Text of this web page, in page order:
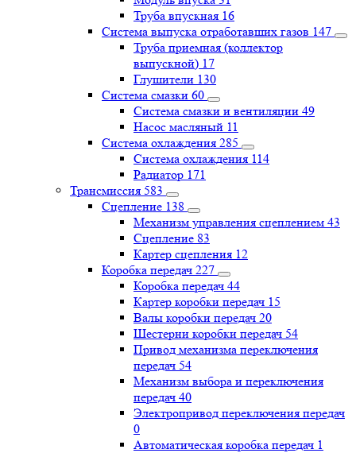
Труба впускная 16
Система выпуска отработавших газов 147
Труба приемная (коллектор
выпускной) 17
Глушители 130
Система смазки 60
Система смазки и вентиляции 49
Насос масляный 11
Система охлаждения 285
Система охлаждения 114
Радиатор 171
Трансмиссия 583
Сцепление 138
Механизм управления сцеплением 43
Сцепление 83
Картер сцепления 12
Коробка передач 227
Коробка передач 44
Картер коробки передач 15
Валы коробки передач 20
Шестерни коробки передач 54
Привод механизма переключения
передач 54
Механизм выбора и переключения
передач 40
Электропривод переключения передач
0
Автоматическая коробка передач 1